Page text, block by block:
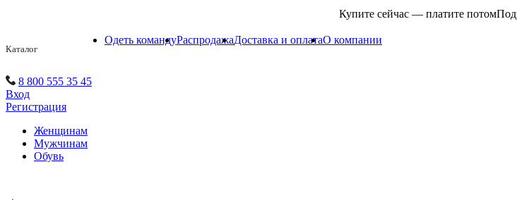
Купите сейчас — платите потом
Каталог
Одеть командуРаспродажаДоставка и оплатаО компании
8 800 555 35 45
Вход
Регистрация
Женщинам
Мужчинам
Обувь